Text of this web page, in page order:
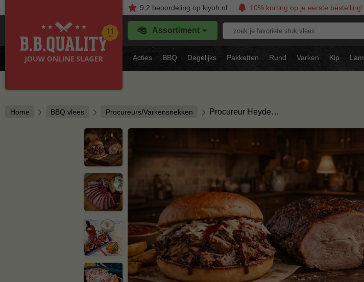
9,2 beoordelingop kiyoh.nl 10% korting op je eerste bestelling!
Assortiment
Zoek
stuk
vlees..
Acties BBQ Dagelijks Pakketten Rund Varken Kip Lam
Home BBQ vlees Procureurs/Varkensnekken Procureur Heyde…